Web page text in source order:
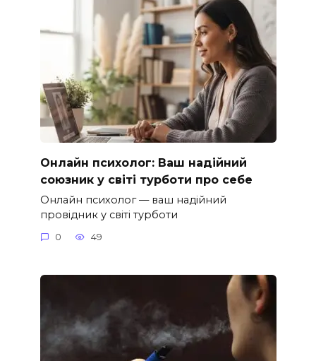
Онлайн психолог: Ваш надійний
союзник у світі турботи про себе
Онлайн психолог — ваш надійний
провідник у світі турботи
0 49